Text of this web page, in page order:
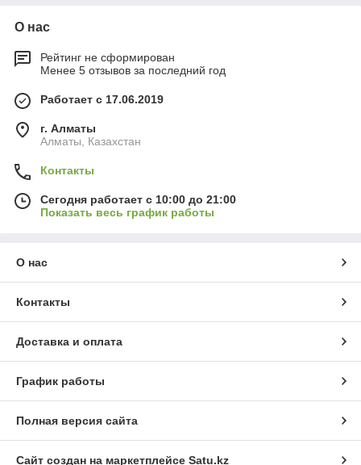
О нас
Рейтинг не сформирован
Менее 5 отзывов за последний год
Работает с 17.06.2019
г. Алматы
Алматы, Казахстан
Контакты
Сегодня работает с 10:00 до 21:00
Показать весь график работы
О нас
Контакты
Доставка и оплата
График работы
Полная версия сайта
Сайт создан на маркетплейсе Satu.kz